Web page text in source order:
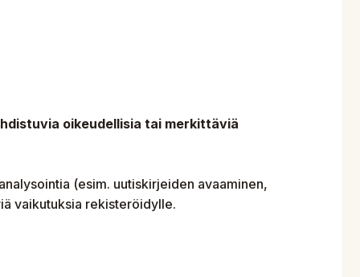
oikeudellisia tai merkittäviä
(esim. uutiskirjeiden avaaminen,
vaikutuksia rekisteröidylle.